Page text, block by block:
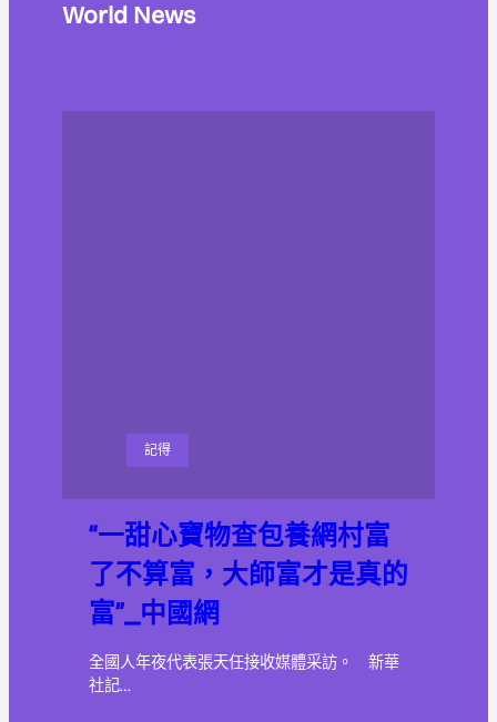
World News
記得
“一甜心寶物查包養網村富
了不算富，大師富才是真的
富”_中國網
全國人年夜代表張天任接收媒體采訪。 新華
社記…